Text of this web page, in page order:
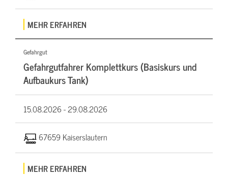
MEHR ERFAHREN
Gefahrgut
Gefahrgutfahrer Komplettkurs (Basiskurs und
Aufbaukurs Tank)
15.08.2026 -29.08.2026
67659 Kaiserslautern
MEHR ERFAHREN